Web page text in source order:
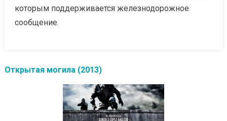
которым поддерживается железнодорожное
сообщение.
Открытая могила (2013)